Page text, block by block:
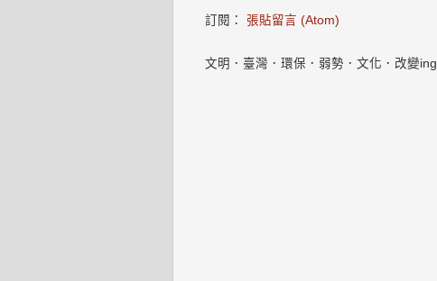
訂閱： 張貼留言 (Atom)
文明．臺灣．環保．弱勢．文化．改變ing